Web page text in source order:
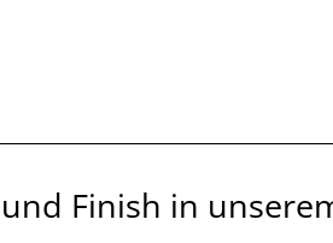
Finish in